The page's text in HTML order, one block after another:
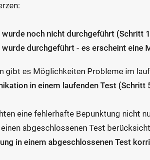
wurde noch nicht durchgeführt (Schritt
wurde durchgeführt - es erscheint eine
gibt es Möglichkeiten Probleme im
in einem laufenden Test (Schritt
eine fehlerhafte Bepunktung nicht
abgeschlossenen Test
in einem abgeschlossenen Test